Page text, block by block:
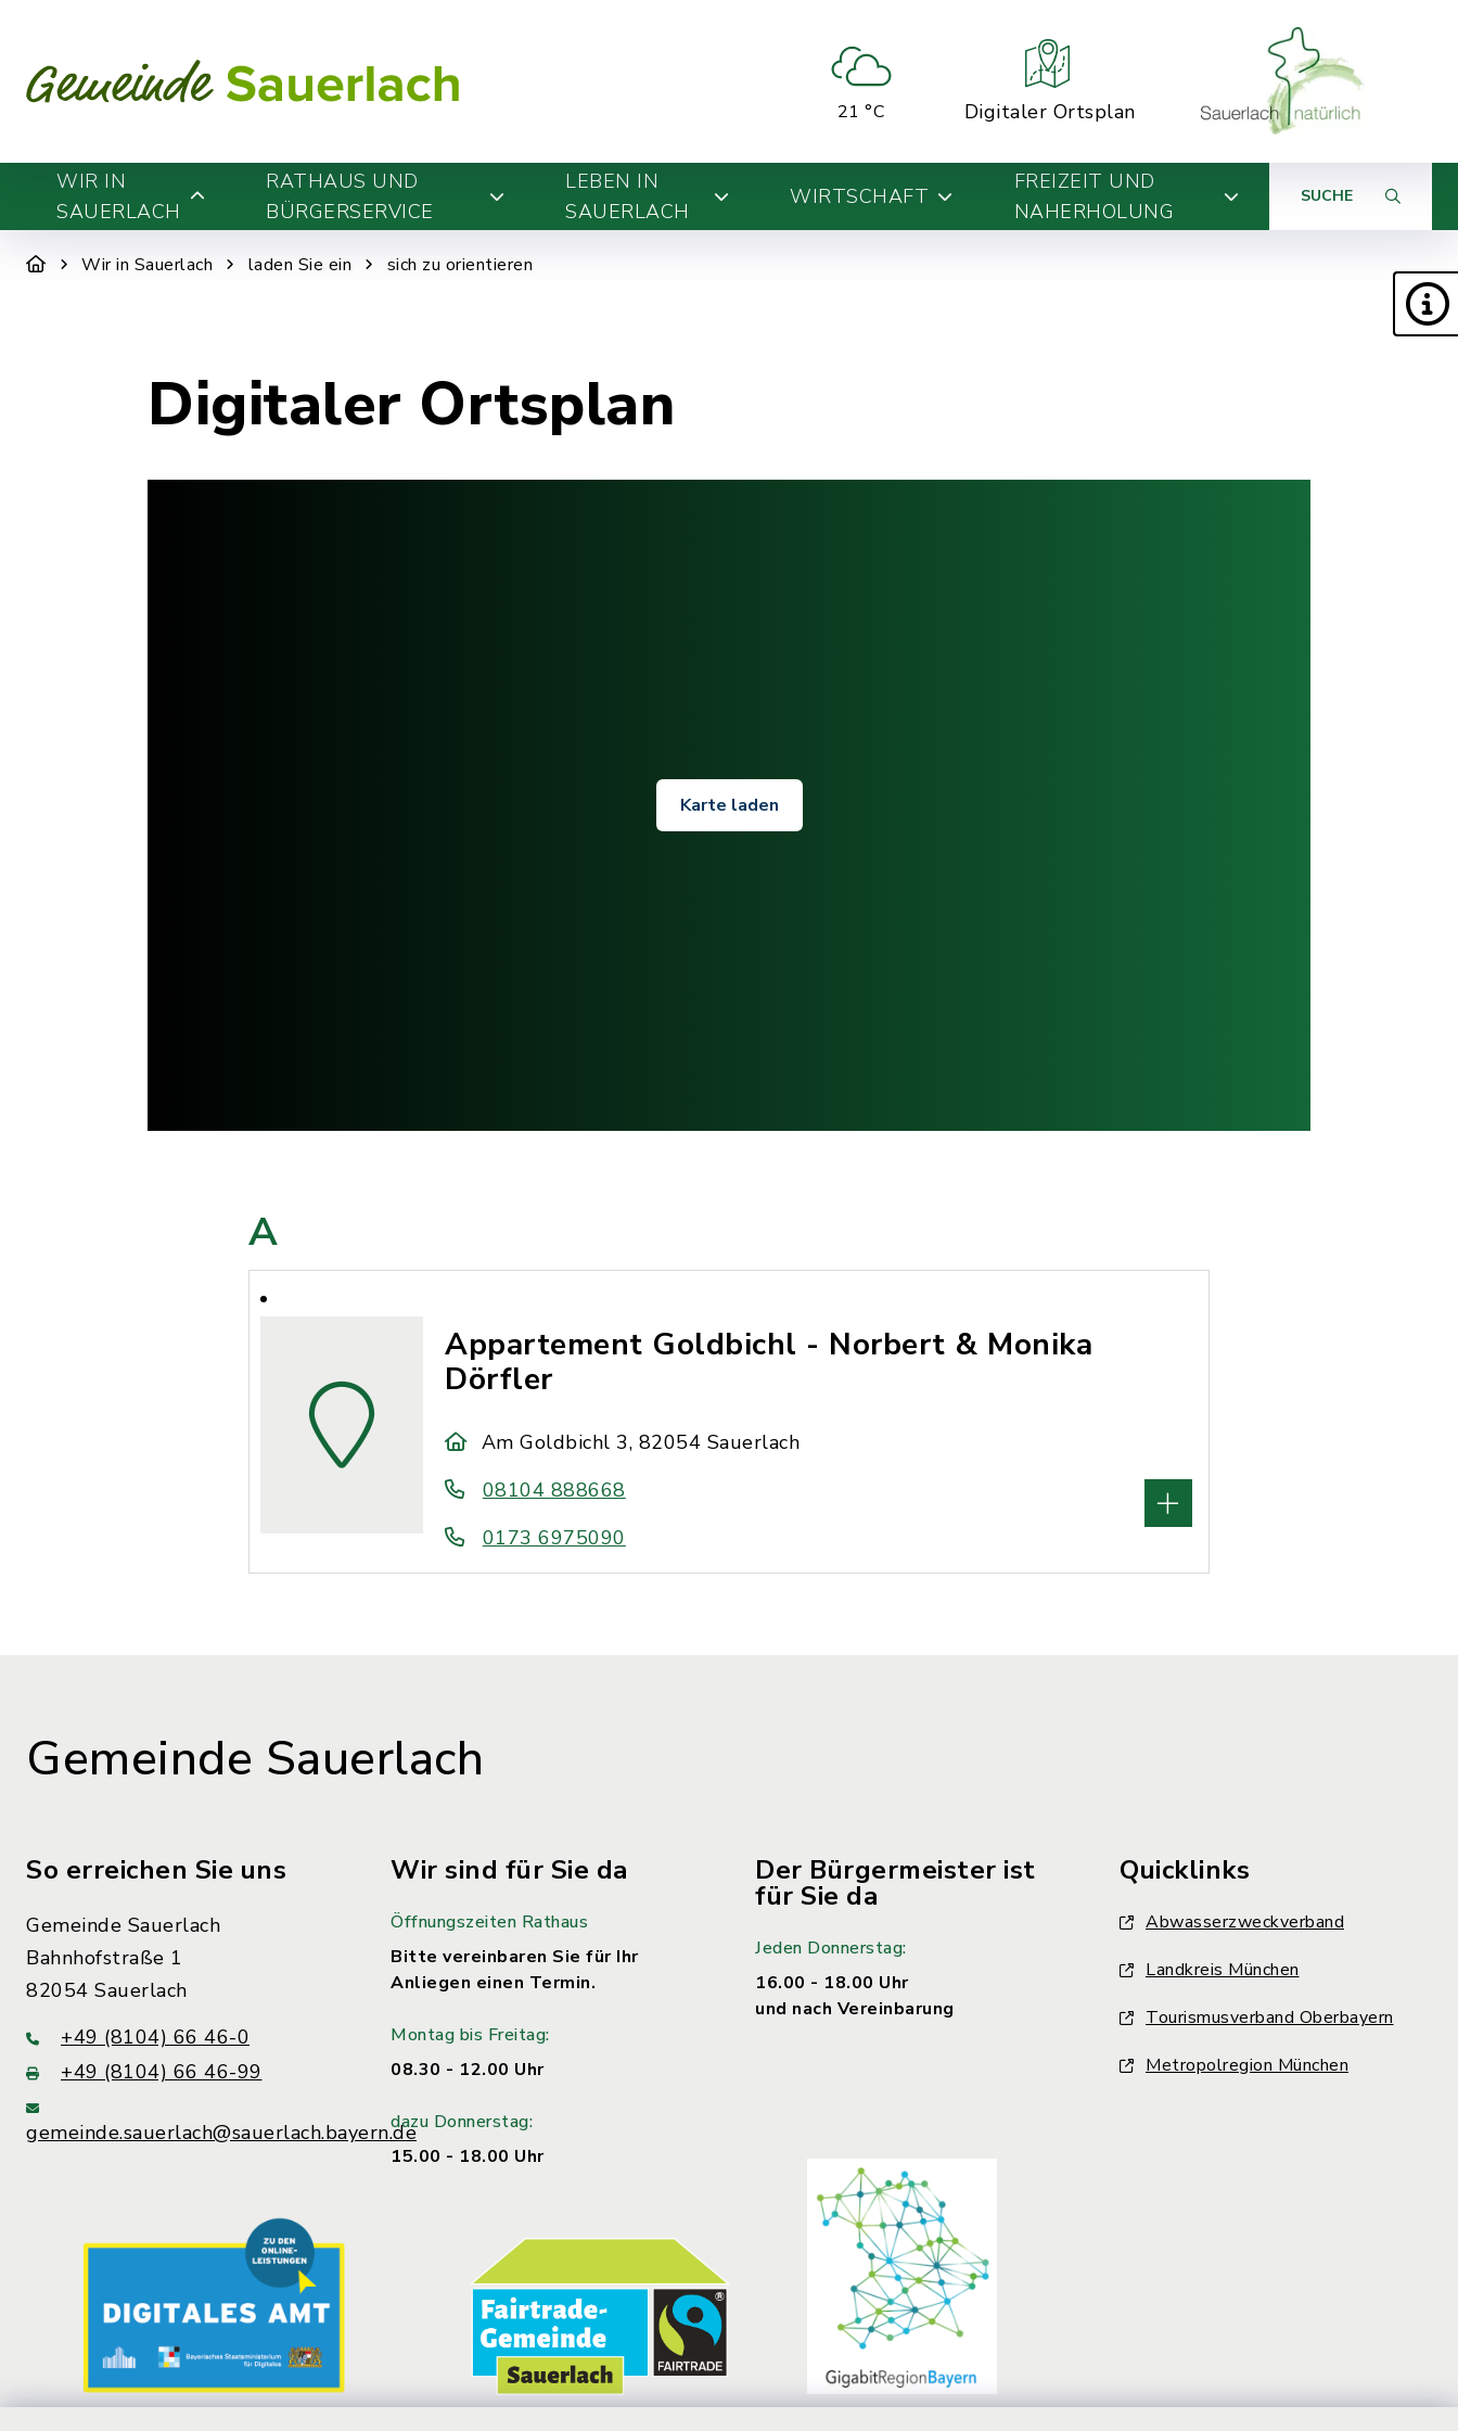
21 °C Digitaler Ortsplan
WIR IN
SAUERLACH
RATHAUS UND
BÜRGERSERVICE
LEBEN IN
SAUERLACH
WIRTSCHAFT
FREIZEIT UND
NAHERHOLUNG
SUCHE
Wir in Sauerlach laden Sie ein sich zu orientieren
Digitaler Ortsplan
Karte laden
A
Appartement Goldbichl - Norbert & Monika
Dörfler
Am Goldbichl 3, 82054 Sauerlach
08104 888668
0173 6975090
Gemeinde Sauerlach
So erreichen Sie uns
Gemeinde Sauerlach
Bahnhofstraße 1
82054 Sauerlach
+49 (8104) 66 46-0
+49 (8104) 66 46-99
gemeinde.sauerlach@sauerlach.bayern.de
Wir sind für Sie da
Öffnungszeiten Rathaus
Bitte vereinbaren Sie für Ihr
Anliegen einen Termin.
Montag bis Freitag:
08.30 - 12.00 Uhr
dazu Donnerstag:
15.00 - 18.00 Uhr
Der Bürgermeister ist
für Sie da
Jeden Donnerstag:
16.00 - 18.00 Uhr
und nach Vereinbarung
Quicklinks
Abwasserzweckverband
Landkreis München
Tourismusverband Oberbayern
Metropolregion München